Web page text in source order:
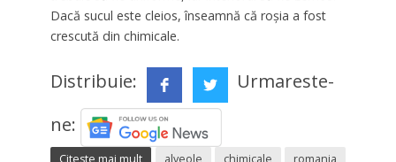
Dacă sucul este cleios, înseamnă că roşia a fost
crescută din chimicale.
Distribuie:
Urmareste-
ne:
Citeste mai mult alveole chimicale
romania